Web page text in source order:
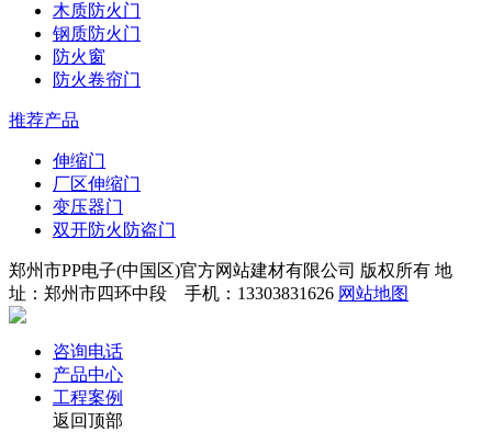
木质防火门
钢质防火门
防火窗
防火卷帘门
推荐产品
伸缩门
厂区伸缩门
变压器门
双开防火防盗门
郑州市PP电子(中国区)官方网站建材有限公司 版权所有 地
址：郑州市四环中段 手机：13303831626 网站地图
咨询电话
产品中心
工程案例
返回顶部